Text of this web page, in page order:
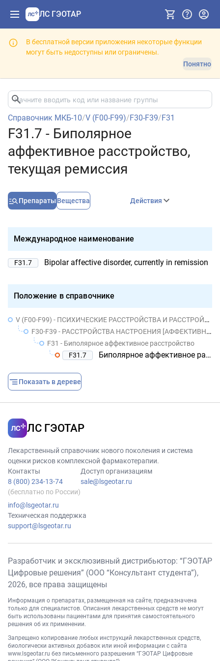
ЛС ГЭОТАР
В бесплатной версии приложения некоторые функции
могут быть недоступны или ограничены.
Понятно
Справочник МКБ-10/V (F00-F99)/F30-F39/F31
F31.7 - Биполярное
аффективное расстройство,
текущая ремиссия
Препараты Вещества Действия
Международное наименование
F31.7 Bipolar affective disorder, currently in remission
Положение в справочнике
V (F00-F99) - ПСИХИЧЕСКИЕ РАССТРОЙСТВА И РАССТРОЙСТВА ПОВЕДЕНИЯ
F30-F39 - РАССТРОЙСТВА НАСТРОЕНИЯ [АФФЕКТИВНЫЕ РАССТРОЙСТВА]
F31 - Биполярное аффективное расстройство
F31.7
Биполярное аффективное расстройство, текущая ремиссия
Показать в дереве
ЛС ГЭОТАР
Лекарственный справочник нового поколения и система
оценки рисков комплексной фармакотерапии.
Контакты
8 (800) 234-13-74
(бесплатно по России)
info@lsgeotar.ru
Доступ организациям
sale@lsgeotar.ru
Техническая поддержка
support@lsgeotar.ru
Разработчик и эксклюзивный дистрибьютор: “ГЭОТАР
Цифровые решения” (ООО “Консультант студента”),
2026, все права защищены
Информация о препаратах, размещенная на сайте, предназначена
только для специалистов. Описания лекарственных средств не могут
быть использованы пациентами для принятия самостоятельного
решения об их применении.
Запрещено копирование любых инструкций лекарственных средств,
биологически активных добавок или иной информации с сайта
www.lsgeotar.ru без письменного разрешения “ГЭОТАР Цифровые